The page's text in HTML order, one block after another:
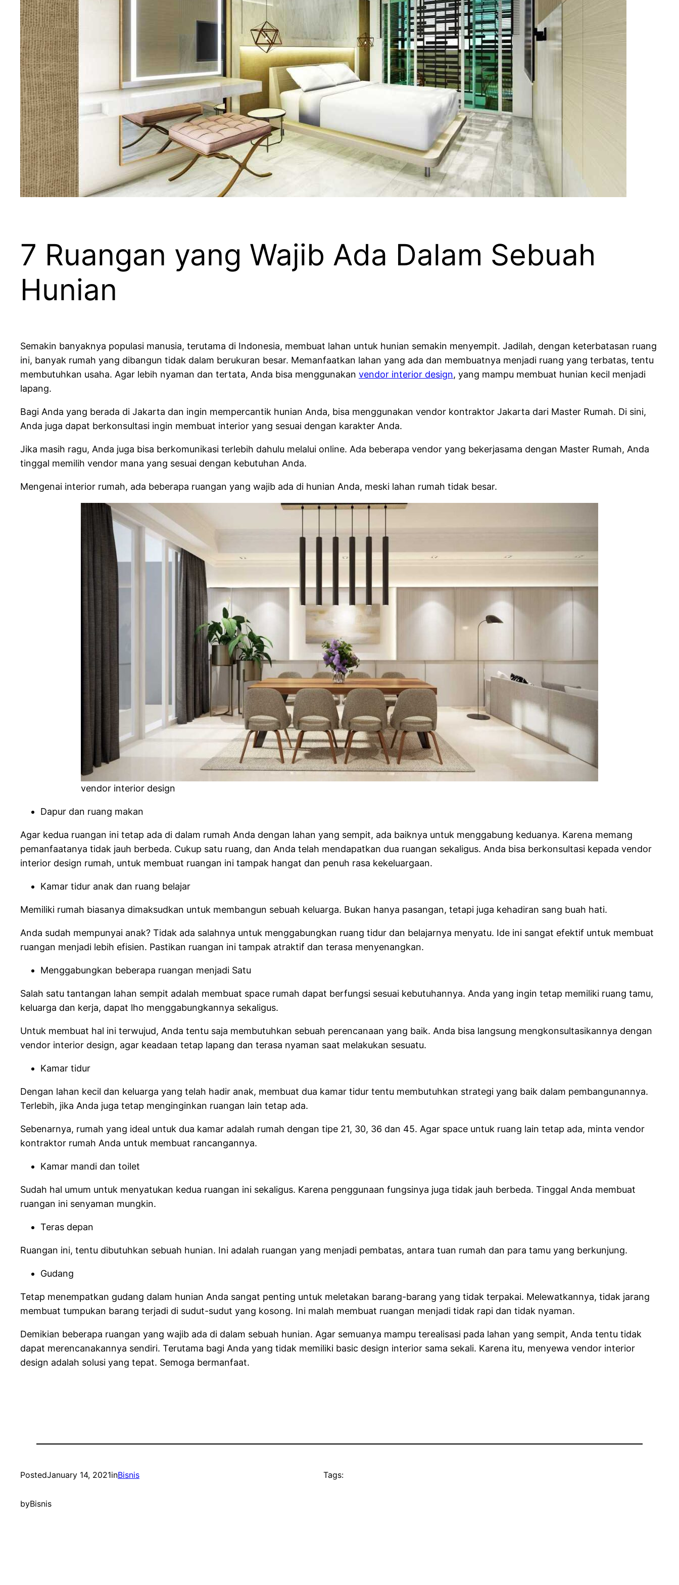
7 Ruangan yang Wajib Ada Dalam Sebuah
Hunian
Semakin banyaknya populasi manusia, terutama di Indonesia, membuat lahan untuk hunian semakin menyempit. Jadilah, dengan keterbatasan ruang
ini, banyak rumah yang dibangun tidak dalam berukuran besar. Memanfaatkan lahan yang ada dan membuatnya menjadi ruang yang terbatas, tentu
membutuhkan usaha. Agar lebih nyaman dan tertata, Anda bisa menggunakan vendor interior design, yang mampu membuat hunian kecil menjadi
lapang.
Bagi Anda yang berada di Jakarta dan ingin mempercantik hunian Anda, bisa menggunakan vendor kontraktor Jakarta dari Master Rumah. Di sini,
Anda juga dapat berkonsultasi ingin membuat interior yang sesuai dengan karakter Anda.
Jika masih ragu, Anda juga bisa berkomunikasi terlebih dahulu melalui online. Ada beberapa vendor yang bekerjasama dengan Master Rumah, Anda
tinggal memilih vendor mana yang sesuai dengan kebutuhan Anda.
Mengenai interior rumah, ada beberapa ruangan yang wajib ada di hunian Anda, meski lahan rumah tidak besar.
vendor interior design
Dapur dan ruang makan
Agar kedua ruangan ini tetap ada di dalam rumah Anda dengan lahan yang sempit, ada baiknya untuk menggabung keduanya. Karena memang
pemanfaatanya tidak jauh berbeda. Cukup satu ruang, dan Anda telah mendapatkan dua ruangan sekaligus. Anda bisa berkonsultasi kepada vendor
interior design rumah, untuk membuat ruangan ini tampak hangat dan penuh rasa kekeluargaan.
Kamar tidur anak dan ruang belajar
Memiliki rumah biasanya dimaksudkan untuk membangun sebuah keluarga. Bukan hanya pasangan, tetapi juga kehadiran sang buah hati.
Anda sudah mempunyai anak? Tidak ada salahnya untuk menggabungkan ruang tidur dan belajarnya menyatu. Ide ini sangat efektif untuk membuat
ruangan menjadi lebih efisien. Pastikan ruangan ini tampak atraktif dan terasa menyenangkan.
Menggabungkan beberapa ruangan menjadi Satu
Salah satu tantangan lahan sempit adalah membuat space rumah dapat berfungsi sesuai kebutuhannya. Anda yang ingin tetap memiliki ruang tamu,
keluarga dan kerja, dapat lho menggabungkannya sekaligus.
Untuk membuat hal ini terwujud, Anda tentu saja membutuhkan sebuah perencanaan yang baik. Anda bisa langsung mengkonsultasikannya dengan
vendor interior design, agar keadaan tetap lapang dan terasa nyaman saat melakukan sesuatu.
Kamar tidur
Dengan lahan kecil dan keluarga yang telah hadir anak, membuat dua kamar tidur tentu membutuhkan strategi yang baik dalam pembangunannya.
Terlebih, jika Anda juga tetap menginginkan ruangan lain tetap ada.
Sebenarnya, rumah yang ideal untuk dua kamar adalah rumah dengan tipe 21, 30, 36 dan 45. Agar space untuk ruang lain tetap ada, minta vendor
kontraktor rumah Anda untuk membuat rancangannya.
Kamar mandi dan toilet
Sudah hal umum untuk menyatukan kedua ruangan ini sekaligus. Karena penggunaan fungsinya juga tidak jauh berbeda. Tinggal Anda membuat
ruangan ini senyaman mungkin.
Teras depan
Ruangan ini, tentu dibutuhkan sebuah hunian. Ini adalah ruangan yang menjadi pembatas, antara tuan rumah dan para tamu yang berkunjung.
Gudang
Tetap menempatkan gudang dalam hunian Anda sangat penting untuk meletakan barang-barang yang tidak terpakai. Melewatkannya, tidak jarang
membuat tumpukan barang terjadi di sudut-sudut yang kosong. Ini malah membuat ruangan menjadi tidak rapi dan tidak nyaman.
Demikian beberapa ruangan yang wajib ada di dalam sebuah hunian. Agar semuanya mampu terealisasi pada lahan yang sempit, Anda tentu tidak
dapat merencanakannya sendiri. Terutama bagi Anda yang tidak memiliki basic design interior sama sekali. Karena itu, menyewa vendor interior
design adalah solusi yang tepat. Semoga bermanfaat.
PostedJanuary 14, 2021inBisnis
byBisnis
Tags: